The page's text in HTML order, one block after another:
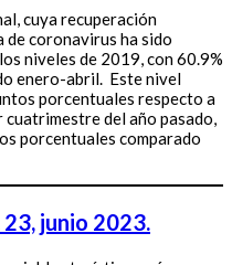
cuya recuperación
de coronavirus ha sido
niveles de 2019, con 60.9%
enero-abril. Este nivel
porcentuales respecto a
del año pasado,
porcentuales comparado
junio 2023.